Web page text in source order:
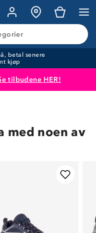
betal senere
kjøp
tilbudene HER!
med noen av